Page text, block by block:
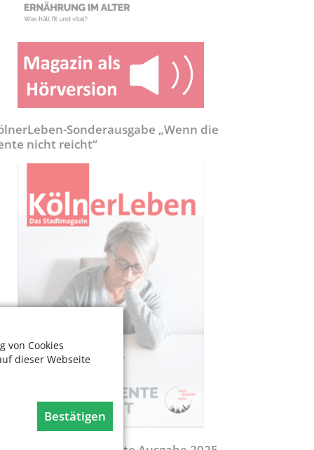
von Cookies
dieser Webseite
Bestätigen
Sonderausgabe „Wenn die
nicht reicht“